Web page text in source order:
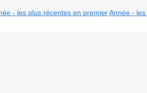
- les plus récentes en premier Année -